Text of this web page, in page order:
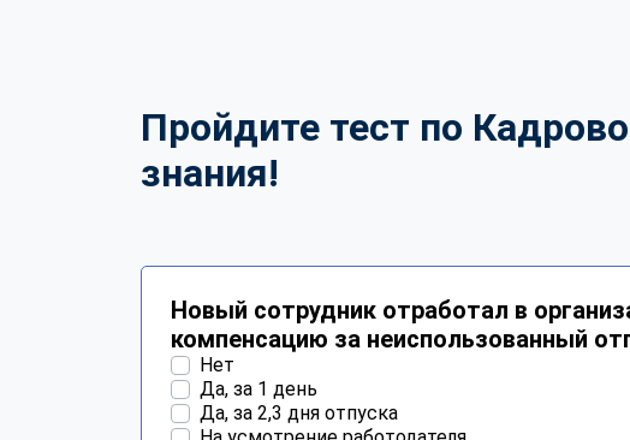
Пройдите тест по
знания!
Новый сотрудник отработал в
компенсацию за неиспользованный
Нет
Да, за 1 день
Да, за 2,3 дня отпуска